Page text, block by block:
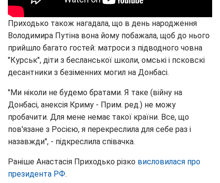
Приходько також нагадала, що в день народження
Володимира Путіна вона йому побажала, щоб до нього
прийшло багато гостей: матроси з підводного човна
"Курськ", діти з бесланської школи, омські і псковскі
десантники з безіменних могил на Донбасі.
"Ми ніколи не будемо братами. Я таке (війну на
Донбасі, анексія Криму - Прим. ред.) не можу
пробачити. Для мене немає такої країни. Все, що
пов'язане з Росією, я перекреслила для себе раз і
назавжди", - підкреслила співачка.
Раніше Анастасія Приходько різко висловилася про
президента РФ.